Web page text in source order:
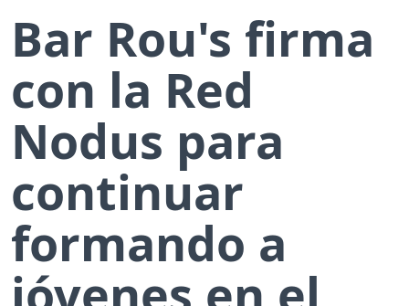
Bar Rou's firma
con la Red
Nodus para
continuar
formando a